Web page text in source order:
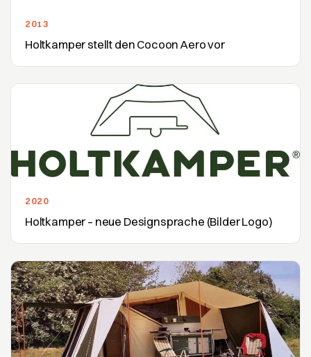
2013
Holtkamper stellt den Cocoon Aero vor
2020
Holtkamper – neue Designsprache (Bilder Logo)